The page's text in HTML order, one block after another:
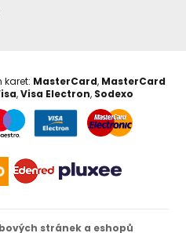
karet: MasterCard, MasterCard
,Visa Electron, Sodexo
stránek a eshopů